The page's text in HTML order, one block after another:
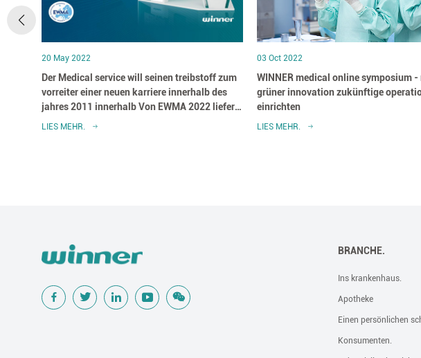
20 May 2022
Der Medical service will seinen treibstoff zum
vorreiter einer neuen karriere innerhalb des
jahres 2011 innerhalb Von EWMA 2022 liefern
und neue produkte für fortgeschrittene
LIES MEHR.
03 Oct 2022
WINNER medical online symposium
grüner innovation zukünftige
einrichten
LIES MEHR.
BRANCHE.
Ins krankenhaus.
Apotheke
Einen persönlichen
Konsumenten.